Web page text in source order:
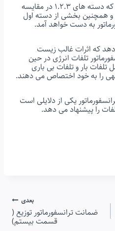
محاسبات LCA نشان می دهد که دسته های 1.2.3 در مقایسه
اﺳﺖ و ﻫﻤﭽﻨﯿﻦ ﺑﺨﺸﻰ از دﺳﺘﻪ اول
ﺑﻪ دﺳﺖ ﺧﻮاﻫﺪ آﻣﺪ.
ﮐﻪ اﺛرات ﻏﺎﻟﺐ زیست
ﺗﻠﻔﺎت اﻧﺮژى در ﺣﯿﻦ
ﺑﺎر و ﺗﻠﻔﺎت ﺑﻰ ﺑﺎرى
را ﺑﻪ ﺧﻮد اﺧﺘﺼﺎص ﻣﻰ دﻫﻨﺪ.
ﯾﮑﻰ از دﻻﯾﻠﻰ اﺳﺖ
را ﭘﯿﺸﻨﻬﺎد ﻣﻰ دﻫﺪ.
بعدی
ﺿﻤﺎﻧﺖ ترانسفورماتور توزیع (
قسمت بیستم)